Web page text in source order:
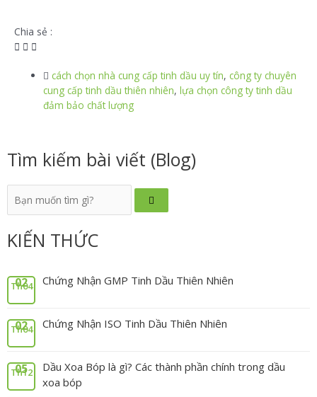
Chia sẻ :
cách chọn nhà cung cấp tinh dầu uy tín, công ty chuyên
cung cấp tinh dầu thiên nhiên,lựa chọn công ty tinh dầu
đảm bảo chất lượng
Tìm kiếm bài viết (Blog)
KIẾN THỨC
02
Th04 Chứng Nhận GMP Tinh Dầu Thiên Nhiên
02
Th04 Chứng Nhận ISO Tinh Dầu Thiên Nhiên
05
Th12
Dầu Xoa Bóp là gì? Các thành phần chính trong dầu
xoa bóp